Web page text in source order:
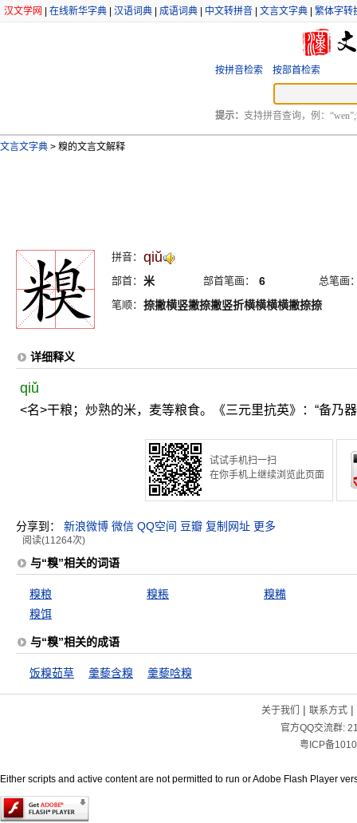
汉文学网 在线新华字典 汉语词典 成语词典 中文转拼音 文言文字典 繁体字转
按拼音检索 按部首检索
提示： 支持拼音查询，例：
文言文字典 > 糗的文言文解释
拼音： qiŭ
部首： 米 部首笔画： 6
总笔画
笔顺： 捺撇横竖撇捺撇竖折横横横横撇捺捺
详细释义
qiǔ
<名>干粮；炒熟的米，麦等粮食。《三元里抗英》：“备乃
试试手机扫一扫
在你手机上继续浏览此页面
分享到： 新浪微博 微信 QQ空间 豆瓣 复制网址 更多
阅读(11264次)
与“糗”相关的词语
糗粮 糗粻
糗糒
糗饵
与“糗”相关的成语
饭糗茹草 羹藜含糗 羹藜唅糗
关于我们 | 联系方式|
官方QQ交流群:
粤ICP备
Either scripts and active content are not permitted to run or Adobe Flash Player